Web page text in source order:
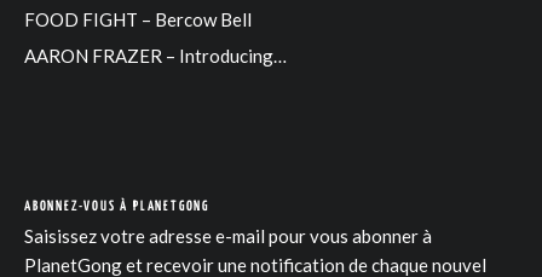
FOOD FIGHT – Bercow Bell
AARON FRAZER – Introducing…
ABONNEZ-VOUS À PLANETGONG
Saisissez votre adresse e-mail pour vous abonner à
PlanetGong et recevoir une notification de chaque nouvel